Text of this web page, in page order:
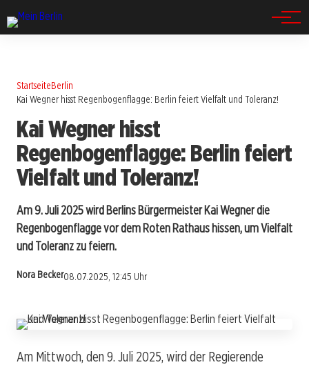
StartseiteBerlin
Kai Wegner hisst Regenbogenflagge: Berlin feiert Vielfalt und Toleranz!
Kai Wegner hisst
Regenbogenflagge: Berlin feiert
Vielfalt und Toleranz!
Am 9. Juli 2025 wird Berlins Bürgermeister Kai Wegner die
Regenbogenflagge vor dem Roten Rathaus hissen, um Vielfalt
und Toleranz zu feiern.
Nora Becker08.07.2025, 12:45 Uhr
Am Mittwoch, den 9. Juli 2025, wird der Regierende